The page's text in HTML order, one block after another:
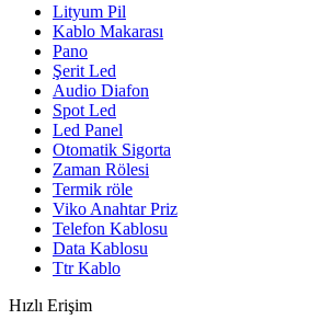
Lityum Pil
Kablo Makarası
Pano
Şerit Led
Audio Diafon
Spot Led
Led Panel
Otomatik Sigorta
Zaman Rölesi
Termik röle
Viko Anahtar Priz
Telefon Kablosu
Data Kablosu
Ttr Kablo
Hızlı Erişim